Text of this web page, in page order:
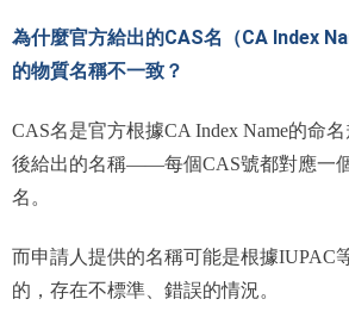
為什麼官方給出的CAS名（CA Index
的物質名稱不一致？
CAS名是官方根據CA Index Name的命
後給出的名稱——每個CAS號都對應一
名。
而申請人提供的名稱可能是根據IUPAC
的，存在不標準、錯誤的情況。